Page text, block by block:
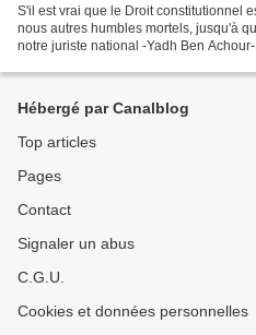
S'il est vrai que le Droit constitutionnel
nous autres humbles mortels, jusqu'à
notre juriste national -Yadh Ben
Hébergé par Canalblog
Top articles
Pages
Contact
Signaler un abus
C.G.U.
Cookies et données personnelles